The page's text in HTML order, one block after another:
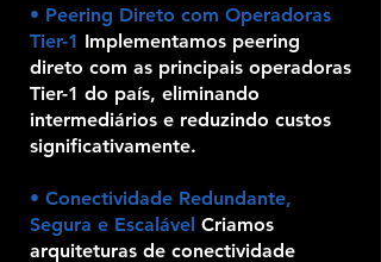
• Peering Direto com Operadoras
Tier-1 Implementamos peering
direto com as principais operadoras
Tier-1 do país, eliminando
intermediários e reduzindo custos
significativamente.
• Conectividade Redundante,
Segura e Escalável Criamos
arquiteturas de conectividade